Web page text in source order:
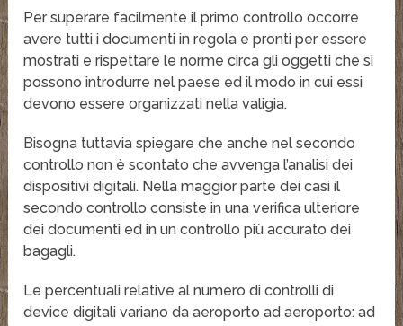
Per superare facilmente il primo controllo occorre
avere tutti i documenti in regola e pronti per essere
mostrati e rispettare le norme circa gli oggetti che si
possono introdurre nel paese ed il modo in cui essi
devono essere organizzati nella valigia.
Bisogna tuttavia spiegare che anche nel secondo
controllo non è scontato che avvenga l’analisi dei
dispositivi digitali. Nella maggior parte dei casi il
secondo controllo consiste in una verifica ulteriore
dei documenti ed in un controllo più accurato dei
bagagli.
Le percentuali relative al numero di controlli di
device digitali variano da aeroporto ad aeroporto: ad